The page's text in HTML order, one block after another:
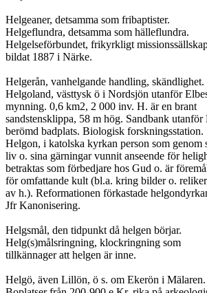
Helgeaner, detsamma som fribaptister.
Helgeflundra, detsamma som hälleflundra.
Helgelseförbundet, frikyrkligt
bildat 1887 i Närke.
Helgerån, vanhelgande handling, skändlighet.
Helgoland, västtysk ö i Nordsjön utanför
mynning. 0,6 km2, 2 000 inv. H. är en brant
sandstensklippa, 58 m hög. Sandbank utanför
berömd badplats. Biologisk forskningsstation.
Helgon, i katolska kyrkan person som genom
liv o. sina gärningar vunnit anseende för
betraktas som förbedjare hos Gud o. är
för omfattande kult (bl.a. kring bilder o. reliker
av h.). Reformationen förkastade
Jfr Kanonisering.
Helgsmål, den tidpunkt då helgen börjar.
Helg(s)målsringning, klockringning som
tillkännager att helgen är inne.
Helgö, även Lillön, ö s. om Ekerön i Mälaren.